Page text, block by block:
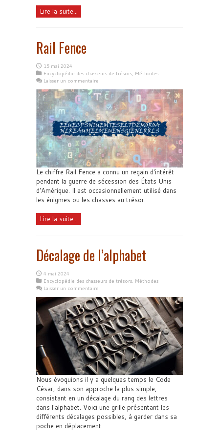
Lire la suite...
Rail Fence
15 mai 2024
Encyclopédie des chasseurs de trésors, Méthodes
Laisser un commentaire
Le chiffre Rail Fence a connu un regain d'intérêt
pendant la guerre de sécession des États Unis
d'Amérique. Il est occasionnellement utilisé dans
les énigmes ou les chasses au trésor.
Lire la suite...
Décalage de l’alphabet
4 mai 2024
Encyclopédie des chasseurs de trésors, Méthodes
Laisser un commentaire
Nous évoquions il y a quelques temps le Code
César, dans son approche la plus simple,
consistant en un décalage du rang des lettres
dans l'alphabet. Voici une grille présentant les
différents décalages possibles, à garder dans sa
poche en déplacement...